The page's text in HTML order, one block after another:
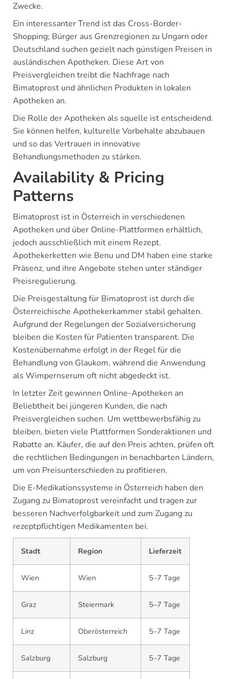
Zwecke.
Ein interessanter Trend ist das Cross-Border-
Shopping; Bürger aus Grenzregionen zu Ungarn oder
Deutschland suchen gezielt nach günstigen Preisen in
ausländischen Apotheken. Diese Art von
Preisvergleichen treibt die Nachfrage nach
Bimatoprost und ähnlichen Produkten in lokalen
Apotheken an.
Die Rolle der Apotheken als squelle ist entscheidend.
Sie können helfen, kulturelle Vorbehalte abzubauen
und so das Vertrauen in innovative
Behandlungsmethoden zu stärken.
Availability & Pricing
Patterns
Bimatoprost ist in Österreich in verschiedenen
Apotheken und über Online-Plattformen erhältlich,
jedoch ausschließlich mit einem Rezept.
Apothekerketten wie Benu und DM haben eine starke
Präsenz, und ihre Angebote stehen unter ständiger
Preisregulierung.
Die Preisgestaltung für Bimatoprost ist durch die
Österreichische Apothekerkammer stabil gehalten.
Aufgrund der Regelungen der Sozialversicherung
bleiben die Kosten für Patienten transparent. Die
Kostenübernahme erfolgt in der Regel für die
Behandlung von Glaukom, während die Anwendung
als Wimpernserum oft nicht abgedeckt ist.
In letzter Zeit gewinnen Online-Apotheken an
Beliebtheit bei jüngeren Kunden, die nach
Preisvergleichen suchen. Um wettbewerbsfähig zu
bleiben, bieten viele Plattformen Sonderaktionen und
Rabatte an. Käufer, die auf den Preis achten, prüfen oft
die rechtlichen Bedingungen in benachbarten Ländern,
um von Preisunterschieden zu profitieren.
Die E-Medikationssysteme in Österreich haben den
Zugang zu Bimatoprost vereinfacht und tragen zur
besseren Nachverfolgbarkeit und zum Zugang zu
rezeptpflichtigen Medikamenten bei.
Stadt Region Lieferzeit
Wien Wien 5–7 Tage
Graz Steiermark 5–7 Tage
Linz Oberösterreich 5–7 Tage
Salzburg Salzburg 5–7 Tage